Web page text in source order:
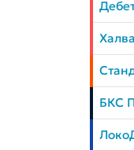
Халва
БКС